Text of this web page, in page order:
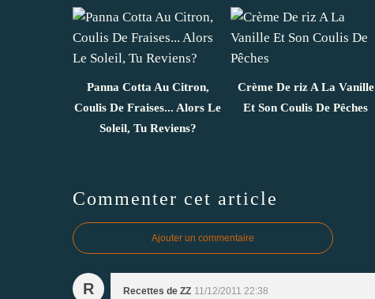
Panna Cotta Au Citron,
Coulis De Fraises... Alors Le
Soleil, Tu Reviens?
Crème De riz A La Vanille
Et Son Coulis De Pêches
Commenter cet article
Ajouter un commentaire
R Recettes de ZZ 11/12/2011 22:38